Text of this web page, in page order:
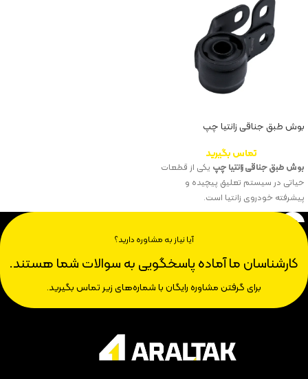
بوش طبق جناقی زانتیا چپ
تماس بگیرید
بوش طبق جناقی زانتیا چپ یکی از قطعات
حیاتی در سیستم تعلیق پیچیده و
پیشرفته خودروی زانتیا است.
آیا نیاز به مشاوره دارید؟
کارشناسان ما آماده پاسخگویی به سوالات شما هستند.
برای گرفتن مشاوره رایگان با شماره‌های زیر تماس بگیرید.